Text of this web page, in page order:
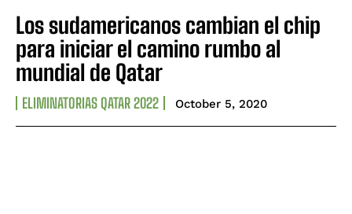
Los sudamericanos cambian el chip
para iniciar el camino rumbo al
mundial de Qatar
ELIMINATORIAS QATAR 2022 October 5, 2020